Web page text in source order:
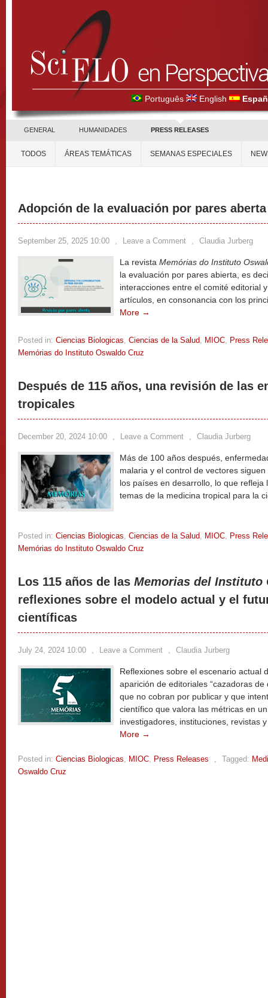
Português English
GENERAL HUMANIDADES PRESS RELEASES
TODOS ÁREAS TEMÁTICAS SEMANAS ESPECIALES
Adopción de la evaluación por pares aberta
September 25, 2025 10:00 , Leave a Comment , Claudia Jurberg
La revista Memórias do Instituto
la evaluación por pares abierta, es
interacciones entre el comité editorial
artículos, en consonancia con los
More →
Posted in: Ciencias Biologicas, Ciencias de la Salud, MIOC, Press
Memórias do Instituto Oswaldo Cruz
Después de 115 años, una revisión de las
tropicales
December 20, 2024 10:00 , Leave a Comment , Claudia Jurberg
Más de 100 años después,
malaria y el control de vectores
los países en desarrollo, lo que
temas de la medicina tropical para la
Posted in: Ciencias Biologicas, Ciencias de la Salud, MIOC, Press
Memórias do Instituto Oswaldo Cruz
Los 115 años de las Memorias del Instituto
reflexiones sobre el modelo actual y el
científicas
July 24, 2024 10:00 , Leave a Comment , Claudia Jurberg
Reflexiones sobre el escenario actual
aparición de editoriales “cazadoras
que no cobran por publicar y que
científico que valora las métricas en
investigadores, instituciones, revistas
More →
Posted in: Ciencias Biologicas, MIOC, Press Releases , Tagged:
Oswaldo Cruz